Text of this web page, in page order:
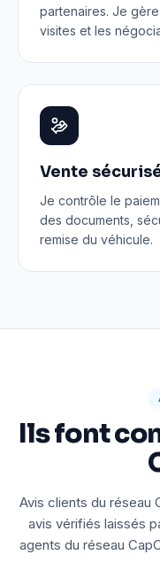
partenaires. Je
visites et les
Vente
Je contrôle le
des documents,
remise du véhicule.
Ils font
Avis clients du
avis vérifiés laissés
agents du réseau